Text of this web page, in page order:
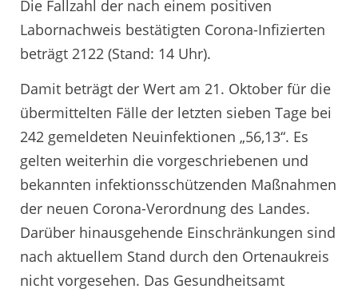
Die Fallzahl der nach einem positiven
Labornachweis bestätigten Corona-Infizierten
beträgt 2122 (Stand: 14 Uhr).
Damit beträgt der Wert am 21. Oktober für die
übermittelten Fälle der letzten sieben Tage bei
242 gemeldeten Neuinfektionen „56,13“. Es
gelten weiterhin die vorgeschriebenen und
bekannten infektionsschützenden Maßnahmen
der neuen Corona-Verordnung des Landes.
Darüber hinausgehende Einschränkungen sind
nach aktuellem Stand durch den Ortenaukreis
nicht vorgesehen. Das Gesundheitsamt